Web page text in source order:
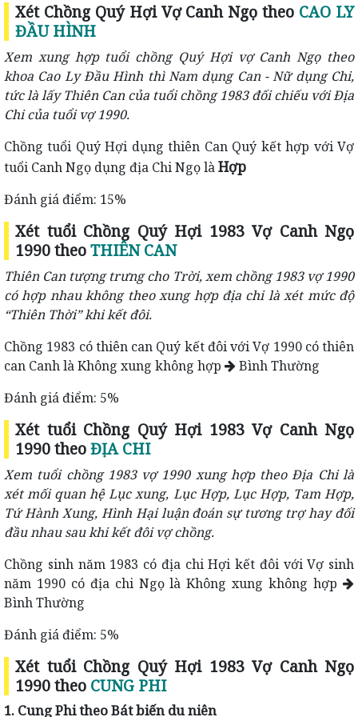
Xét Chồng Quý Hợi Vợ Canh Ngọ theo CAO LY
ĐẦU HÌNH
Xem xung hợp tuổi chồng Quý Hợi vợ Canh Ngọ theo
khoa Cao Ly Đầu Hình thì Nam dụng Can - Nữ dụng Chi,
tức là lấy Thiên Can của tuổi chồng 1983 đối chiếu với Địa
Chi của tuổi vợ 1990.
Chồng tuổi Quý Hợi dụng thiên Can Quý kết hợp với Vợ
tuổi Canh Ngọ dụng địa Chi Ngọ làHợp
Đánh giá điểm: 15%
Xét tuổi Chồng Quý Hợi 1983 Vợ Canh Ngọ
1990 theoTHIÊN CAN
Thiên Can tượng trưng cho Trời, xem chồng 1983 vợ 1990
có hợp nhau không theo xung hợp địa chi là xét mức độ
“Thiên Thời” khi kết đôi.
Chồng 1983 có thiên can Quý kết đôi với Vợ 1990 có thiên
can Canh là Không xung không hợp
Bình Thường
Đánh giá điểm: 5%
Xét tuổi Chồng Quý Hợi 1983 Vợ Canh Ngọ
1990 theoĐỊA CHI
Xem tuổi chồng 1983 vợ 1990 xung hợp theo Địa Chi là
xét mối quan hệ Lục xung, Lục Hợp, Lục Hợp, Tam Hợp,
Tứ Hành Xung, Hình Hại luận đoán sự tương trợ hay đối
đầu nhau sau khi kết đôi vợ chồng.
Chồng sinh năm 1983 có địa chi Hợi kết đôi với Vợ sinh
năm 1990 có địa chi Ngọ là Không xung không hợp
Bình Thường
Đánh giá điểm: 5%
Xét tuổi Chồng Quý Hợi 1983 Vợ Canh Ngọ
1990 theo CUNG PHI
1. Cung Phi theo Bát biến du niên